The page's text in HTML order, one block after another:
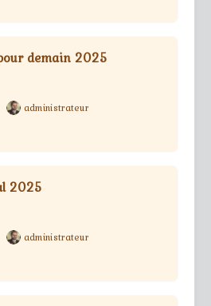
demain 2025
administrateur
2025
administrateur